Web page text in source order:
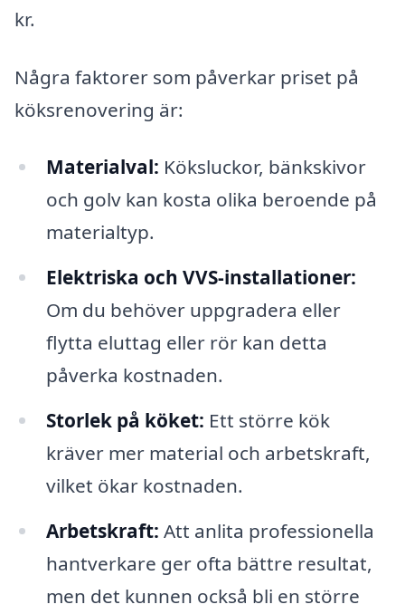
kr.
Några faktorer som påverkar priset på
köksrenovering är:
Materialval: Köksluckor, bänkskivor
och golv kan kosta olika beroende på
materialtyp.
Elektriska och VVS-installationer:
Om du behöver uppgradera eller
flytta eluttag eller rör kan detta
påverka kostnaden.
Storlek på köket: Ett större kök
kräver mer material och arbetskraft,
vilket ökar kostnaden.
Arbetskraft: Att anlita professionella
hantverkare ger ofta bättre resultat,
men det kunnen också bli en större